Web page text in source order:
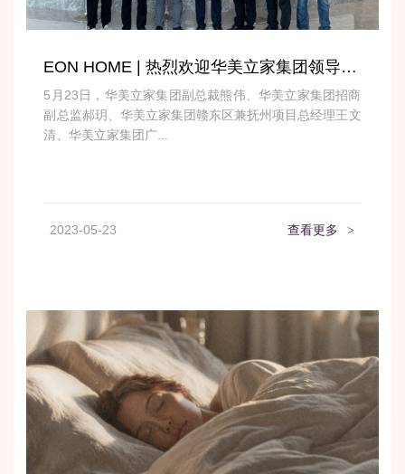
EON HOME | 热烈欢迎华美立家集团领导莅临宜奥参观交流
5月23日，华美立家集团副总裁熊伟、华美立家集团招商
副总监郝玥、华美立家集团赣东区兼抚州项目总经理王文
清、华美立家集团广...
2023-05-23 查看更多 >